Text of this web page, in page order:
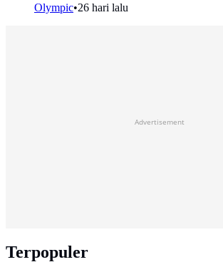
Olympic•26 hari lalu
Advertisement
Terpopuler